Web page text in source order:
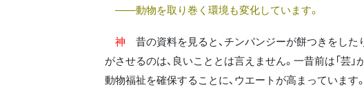
――動物を取り巻く環境も変化しています。
神 昔の資料を見ると、チンパンジーが餅つきをした
がさせるのは、良いこととは言えません。一昔前は「芸
動物福祉を確保することに、ウエートが高まっています。